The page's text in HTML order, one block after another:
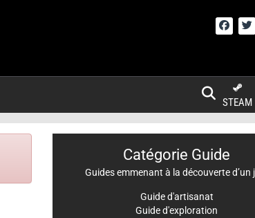
STEAM
Catégorie Guide
Guides emmenant à la découverte d’un
Guide d'artisanat
Guide d'exploration